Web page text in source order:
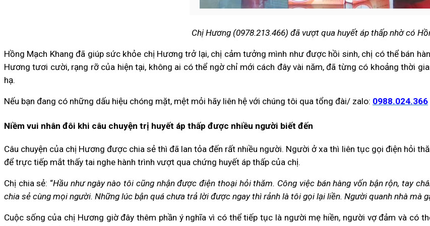
Chị Hương (0978.213.466) đã vượt qua huyết áp thấp nhờ có
Hồng Mạch Khang đã giúp sức khỏe chị Hương trở lại, chị cảm tưởng mình như được hồi sinh, chị có thể bán
Hương tươi cười, rạng rỡ của hiện tại, không ai có thể ngờ chỉ mới cách đây vài năm, đã từng có khoảng thời
hạ.
Nếu bạn đang có những dấu hiệu chóng mặt, mệt mỏi hãy liên hệ với chúng tôi qua tổng đài/ zalo: 0988.024.366
Niềm vui nhân đôi khi câu chuyện trị huyết áp thấp được nhiều người biết đến
Câu chuyện của chị Hương được chia sẻ thì đã lan tỏa đến rất nhiều người. Người ở xa thì liên tục gọi điện hỏi
để trực tiếp mắt thấy tai nghe hành trình vượt qua chứng huyết áp thấp của chị.
Chị chia sẻ: “Hầu như ngày nào tôi cũng nhận được điện thoại hỏi thăm. Công việc bán hàng vốn bận rộn, tay
chia sẻ cùng mọi người. Những lúc bận quá chưa trả lời được ngay thì rảnh là tôi gọi lại liền. Người quanh nhà mà
Cuộc sống của chị Hương giờ đây thêm phần ý nghĩa vì có thể tiếp tục là người mẹ hiền, người vợ đảm và có